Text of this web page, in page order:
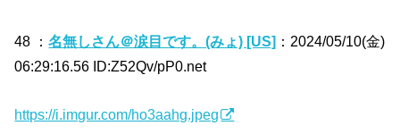
48 ：名無しさん＠涙目です。(みょ) [US] ：2024/05/10(金)
06:29:16.56 ID:Z52Qv/pP0.net
https://i.imgur.com/ho3aahg.jpeg